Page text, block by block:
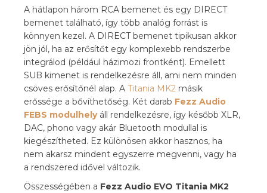
A hátlapon három RCA bemenet és egy DIRECT
bemenet található, így több analóg forrást is
könnyen kezel. A DIRECT bemenet tipikusan akkor
jön jól, ha az erősítőt egy komplexebb rendszerbe
integrálod (például házimozi frontként). Emellett
SUB kimenet is rendelkezésre áll, ami nem minden
csöves erősítőnél alap. A Titania MK2 másik
erőssége a bővíthetőség. Két darab Fezz Audio
FEBS modulhelyáll rendelkezésre, így később XLR,
DAC, phono vagy akár Bluetooth modullal is
kiegészítheted. Ez különösen akkor hasznos, ha
nem akarsz mindent egyszerre megvenni, vagy ha
a rendszered idővel változik.
Összességében a Fezz Audio EVO Titania MK2